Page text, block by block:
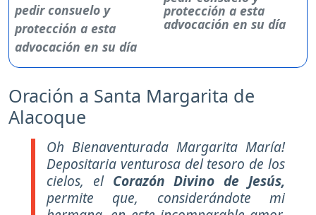
protección a esta
advocación en su día
Oración a Santa Margarita de
Alacoque
Oh Bienaventurada Margarita María!
Depositaria venturosa del tesoro de los
cielos, el Corazón Divino de Jesús,
permite que, considerándote mi